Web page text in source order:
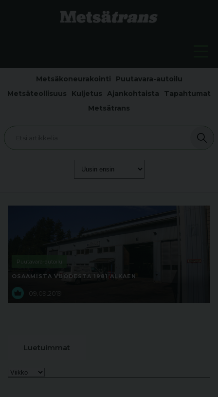
Metsäkoneurakointi
Puutavara-autoilu
Metsäteollisuus
Kuljetus Ajankohtaista
Tapahtumat
Metsätrans
Puutavara-autoilu
OSAAMISTA VUODESTA 1981 ALKAEN
09.09.2019
Luetuimmat